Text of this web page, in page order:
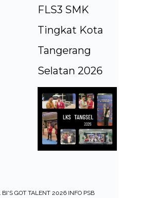
FLS3 SMK
Tingkat Kota
Tangerang
Selatan 2026
BI'S GOT TALENT 2026 INFO PSB